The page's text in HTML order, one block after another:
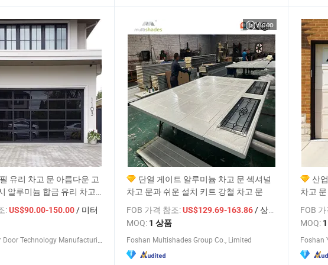
유리 차고 문 아름다운 고
알루미늄 합금 유리 차고
:US$90.00-150.00/ 미터
Video
단열 게이트 알루미늄 차고 문 섹셔널
차고 문과 쉬운 설치 키트 강철 차고 문
FOB 가격 참조:US$129.69-163.86/ 상품
MOQ: 1 상품
Foshan Multishades Group Co., Limited
산
차고
FOB
MOQ: